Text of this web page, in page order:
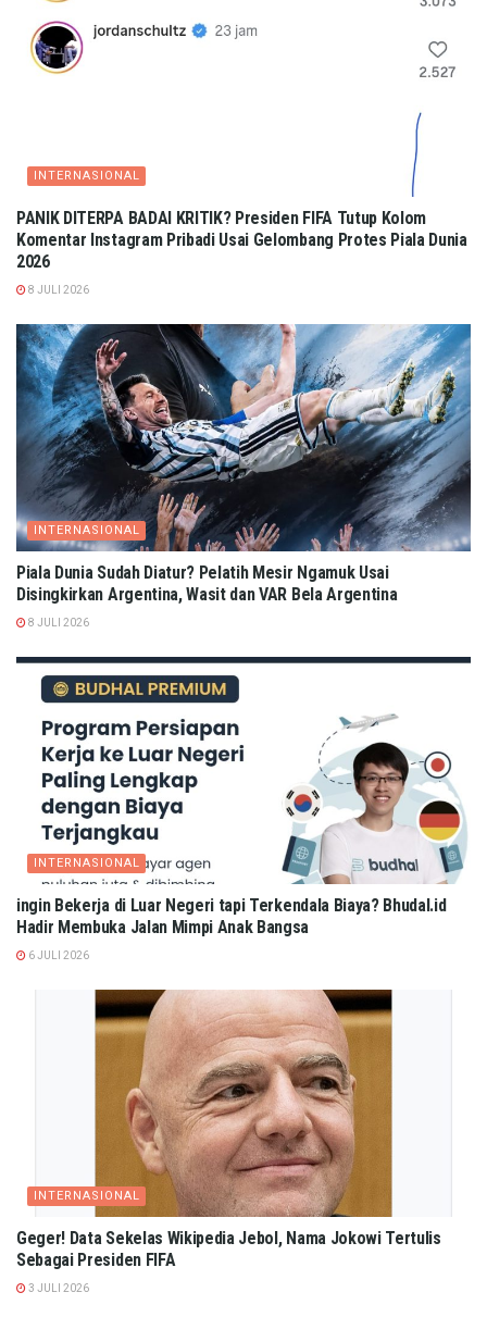
INTERNASIONAL
PANIK DITERPA BADAI KRITIK? Presiden FIFA Tutup Kolom
Komentar Instagram Pribadi Usai Gelombang Protes Piala Dunia
2026
8 JULI 2026
INTERNASIONAL
Piala Dunia Sudah Diatur? Pelatih Mesir Ngamuk Usai
Disingkirkan Argentina, Wasit dan VAR Bela Argentina
8 JULI 2026
INTERNASIONAL
ingin Bekerja di Luar Negeri tapi Terkendala Biaya? Bhudal.id
Hadir Membuka Jalan Mimpi Anak Bangsa
6 JULI 2026
INTERNASIONAL
Geger! Data Sekelas Wikipedia Jebol, Nama Jokowi Tertulis
Sebagai Presiden FIFA
3 JULI 2026